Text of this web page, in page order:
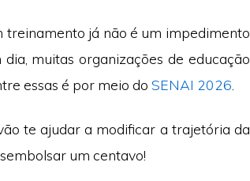
treinamento já não é um impedimento
muitas organizações de educação
essas é por meio doSENAI 2026
te ajudar a modificar a trajetória da
um centavo!